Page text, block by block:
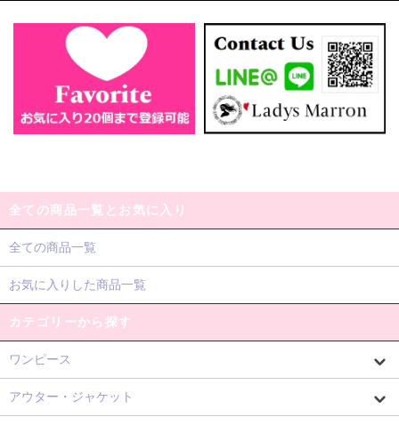
全ての商品一覧とお気に入り
全ての商品一覧
お気に入りした商品一覧
カテゴリーから探す
ワンピース
アウター・ジャケット